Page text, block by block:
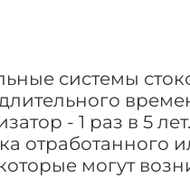
системы
- 1 раз в 5 лет.
отработанного
могут